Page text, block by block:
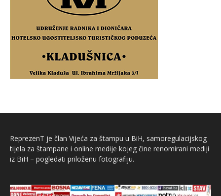
ReprezenT je član Vijeća za štampu u BiH, samoregulacijskog
tijela za štampane i online medije kojeg čine renomirani mediji
iz BiH – pogledati priloženu fotografiju.